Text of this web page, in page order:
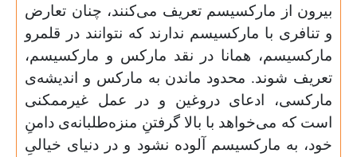
بیرون از مارکسیسم تعریف می‌کنند، چنان تعارض
و تنافری با مارکسیسم ندارند که نتوانند در قلمرو
مارکسیسم، همانا در نقد مارکس و مارکسیسم،
تعریف شوند. محدود ماندن به مارکس و اندیشه‌ی
مارکسی، ادعای دروغین و در عمل غیرممکنی
است که می‌خواهد با بالا گرفتنِ منزه‌طلبانه‌ی دامنِ
خود، به مارکسیسم آلوده نشود و در دنیای خیالیِ